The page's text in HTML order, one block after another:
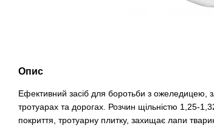
Опис
Ефективний засіб для боротьби з ожеледицею,
тротуарах та дорогах. Розчин щільністю 1,25-
покриття, тротуарну плитку, захищає лапи